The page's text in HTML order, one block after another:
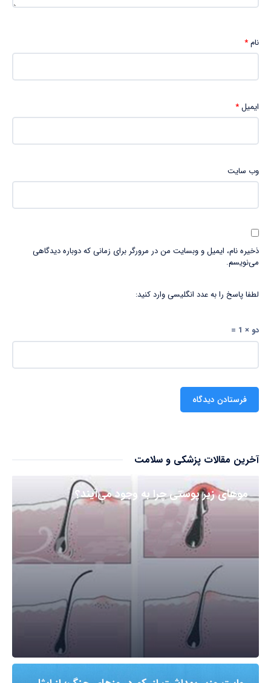
نام*
ایمیل*
وب‌ سایت
ذخیره نام، ایمیل و وبسایت من در مرورگر برای زمانی که دوباره دیدگاهی
می‌نویسم.
لطفا پاسخ را به عدد انگلیسی وارد کنید:
دو × 1 =
آخرین مقالات پزشکی و سلامت
مو‌های زیر پوستی چرا به وجود می‌آیند؟